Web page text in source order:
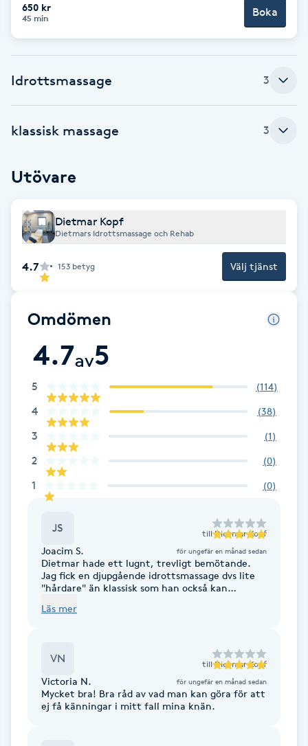
Celluliter
Coachning
Cryoterapi
Dermapen
Diamantslipning
E
Enzympeeling
Extensions
Extensions borttagning
Eyeliner-tatuering
Face framing
Faceliftmassage
Fet hårbotten
Fettreducering
650 kr
45 min Boka
Idrottsmassage 3
klassisk massage 3
Utövare
Dietmar Kopf
Dietmars Idrottsmassage och Rehab
4.7 153 betyg Välj tjänst
Omdömen
4.7av5
5 (114)
4 (38)
3 (1)
2 (0)
1 (0)
JS till Dietmar Kopf
Joacim S. för ungefär en månad sedan
Dietmar hade ett lugnt, trevligt bemötande.
Jag fick en djupgående idrottsmassage dvs lite
"hårdare" än klassisk som han också kan
Läs mer
VN till Dietmar Kopf
Victoria N. för ungefär en månad sedan
Mycket bra! Bra råd av vad man kan göra för att
ej få känningar i mitt fall mina knän.